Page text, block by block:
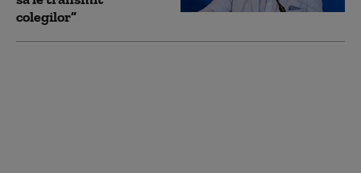
colegilor”